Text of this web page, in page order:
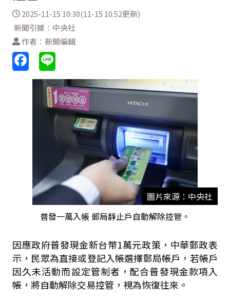
2025-11-15 10:30(11-15 10:52更新)
新聞引據：中央社
作者：新聞編輯
圖片來源：中央社
普發一萬入帳 郵局靜止戶自動解除控管。
因應政府普發現金新台幣1萬元政策，中華郵政表
示，民眾為直接或登記入帳選擇郵局帳戶，若帳戶
因久未活動而設定管制者，配合普發現金款項入
帳，將自動解除交易控管，視為恢復往來。